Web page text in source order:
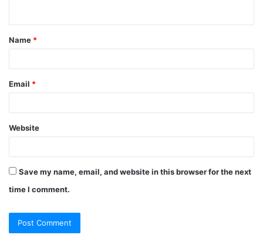
t
*
Name *
Email *
Website
Save my name, email, and website in this browser for the next
time I comment.